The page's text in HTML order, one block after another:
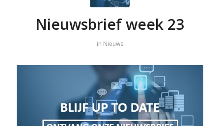
Nieuwsbrief week 23
in Nieuws